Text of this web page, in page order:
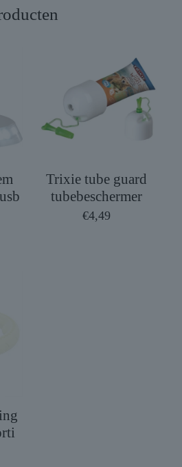
Trixie tube guard
tubebeschermer
€4,49